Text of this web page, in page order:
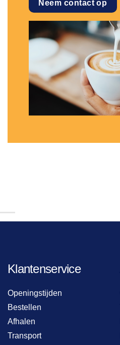
Neem contact op
Klantenservice
Openingstijden
Bestellen
Afhalen
Transport